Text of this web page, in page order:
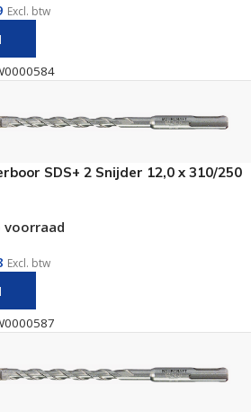
Excl. btw
AAN WINKELWAGEN
SDS+ 2 Snijder 12,0 x 310/250
voorraad
Excl. btw
AAN WINKELWAGEN